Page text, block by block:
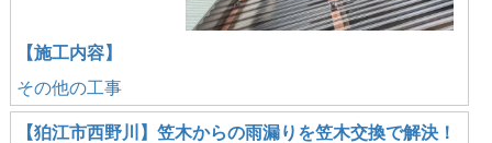
【施工内容】
その他の工事
【狛江市西野川】笠木からの雨漏りを笠木交換で解決！